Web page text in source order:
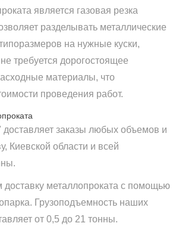
является газовая резка
разделывать металлические
на нужные куски,
требуется дорогостоящее
материалы, что
проведения работ.
доставляет заказы любых объемов и
Киевской области и всей
металлопроката с помощью
Грузоподъемность наших
от 0,5 до 21 тонны.